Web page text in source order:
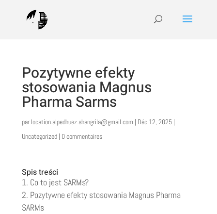
Pozytywne efekty
stosowania Magnus
Pharma Sarms
par location.alpedhuez.shangrila@gmail.com | Déc 12, 2025|
Uncategorized| 0 commentaires
Spis treści
Co to jest SARMs?
Pozytywne efekty stosowania Magnus Pharma
SARMs